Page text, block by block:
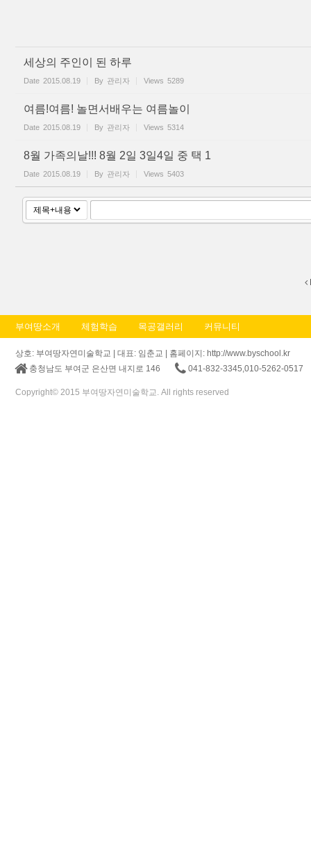
세상의 주인이 된 하루
Date 2015.08.19 By 관리자 Views 5289
여름!여름! 놀면서배우는 여름놀이
Date 2015.08.19 By 관리자 Views 5314
8월 가족의날!!! 8월 2일 3일4일 중 택 1
Date 2015.08.19 By 관리자 Views 5403
부여땅소개 체험학습 목공갤러리 커뮤니티
상호: 부여땅자연미술학교 | 대표: 임춘교 | 홈페이지: http://www.byschool.kr
충청남도 부여군 은산면 내지로 146
041-832-3345,010-5262-0517
Copyright© 2015 부여땅자연미술학교. All rights reserved